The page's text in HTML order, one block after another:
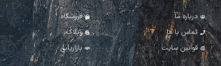
درباره ما
تماس با ما
قوانین سایت
فروشگاه
وبلاگ
بازاریابی